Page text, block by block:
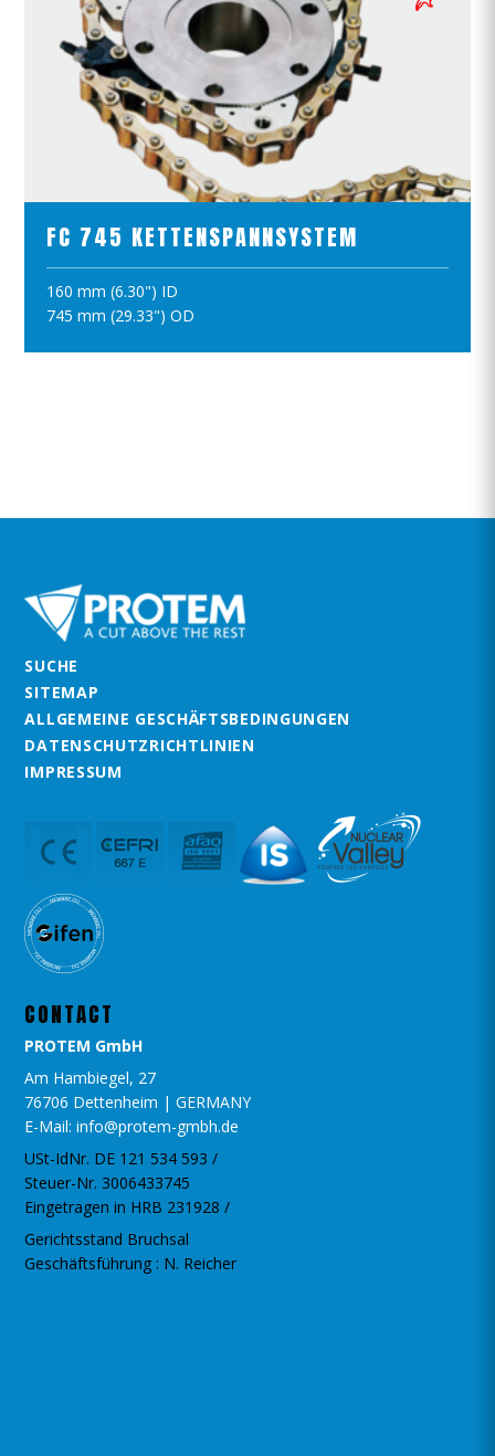
FC 745 KETTENSPANNSYSTEM
160 mm (6.30") ID
745 mm (29.33") OD
PRODUKTE ANSCHAUEN
IN DEN WARENKORB
SUCHE
SITEMAP
ALLGEMEINE GESCHÄFTSBEDINGUNGEN
DATENSCHUTZRICHTLINIEN
IMPRESSUM
CONTACT
PROTEM GmbH
Am Hambiegel, 27
76706 Dettenheim | GERMANY
E-Mail: info@protem-gmbh.de
USt-IdNr. DE 121 534 593 /
Steuer-Nr. 3006433745
Eingetragen in HRB 231928 /
Gerichtsstand Bruchsal
Geschäftsführung : N. Reicher